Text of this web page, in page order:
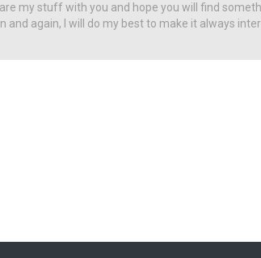
my stuff with you and hope you will find
and again, I will do my best to make it always